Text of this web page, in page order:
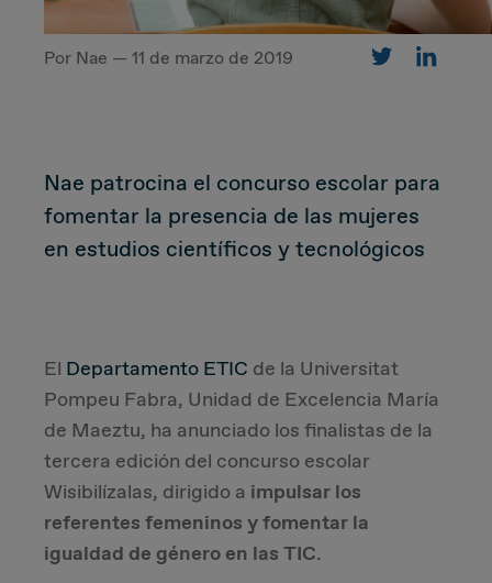
CUSTOMER
Marketing Strategy
Customer Experience
DEAL & STRATEGY
Por Nae — 11 de marzo de 2019
Nae patrocina el concurso escolar para
fomentar la presencia de las mujeres
en estudios científicos y tecnológicos
El Departamento ETIC de la Universitat
Pompeu Fabra, Unidad de Excelencia María
de Maeztu, ha anunciado los finalistas de la
tercera edición del concurso escolar
Wisibilízalas, dirigido a impulsar los
referentes femeninos y fomentar la
igualdad de género en las TIC.